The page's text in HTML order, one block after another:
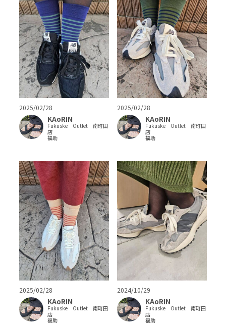
2025/02/28
KAoRIN
Fukuske Outlet 南町田
店
福助
2025/02/28
KAoRIN
Fukuske Outlet 南町田
店
福助
2025/02/28
KAoRIN
Fukuske Outlet 南町田
店
福助
2024/10/29
KAoRIN
Fukuske Outlet 南町田
店
福助